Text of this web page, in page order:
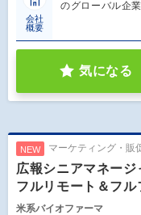
会社
概要
のグローバル企
気になる
NEW マーケティング・販
広報シニアマネー
フルリモート＆フル
米系バイオファーマ